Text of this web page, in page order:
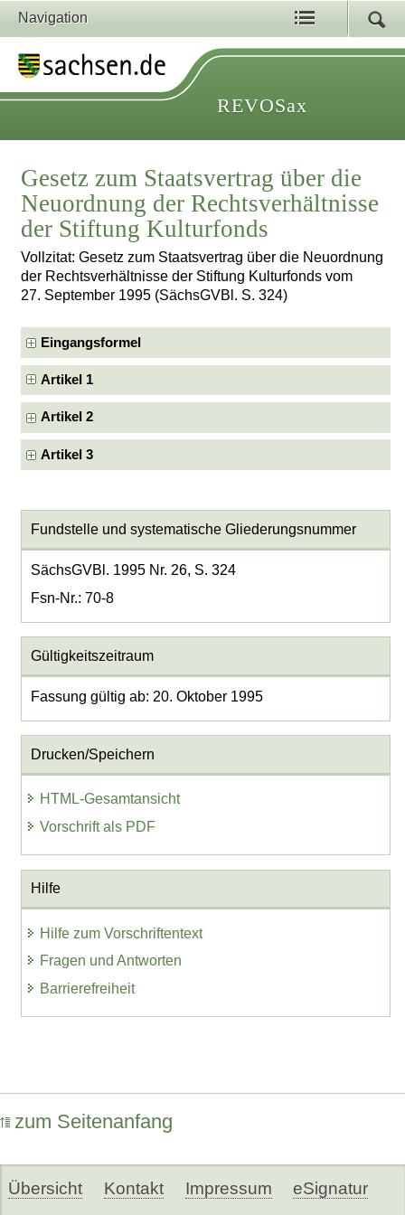
Navigation
REVOSax
Gesetz zum Staatsvertrag über die
Neuordnung der Rechtsverhältnisse
der Stiftung Kulturfonds
Vollzitat: Gesetz zum Staatsvertrag über die Neuordnung
der Rechtsverhältnisse der Stiftung Kulturfonds vom
27. September 1995 (SächsGVBl. S. 324)
Eingangsformel
Artikel 1
Artikel 2
Artikel 3
Fundstelle und systematische Gliederungsnummer
SächsGVBl. 1995 Nr. 26, S. 324
Fsn-Nr.: 70-8
Gültigkeitszeitraum
Fassung gültig ab: 20. Oktober 1995
Drucken/Speichern
HTML-Gesamtansicht
Vorschrift als PDF
Hilfe
Hilfe zum Vorschriftentext
Fragen und Antworten
Barrierefreiheit
zum Seitenanfang
Übersicht Kontakt Impressum eSignatur